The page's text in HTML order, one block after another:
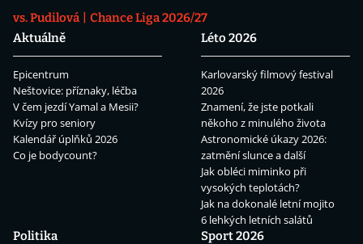
vs. Pudilová
Chance Liga 2026/27
Aktuálně
Epicentrum
Neštovice: příznaky, léčba
V čem jezdí Yamal a Mesii?
Kvízy pro seniory
Kalendář úplňků 2026
Co je bodycount?
Léto 2026
Karlovarský filmový festival
2026
Znamení, že jste potkali
někoho z minulého života
Astronomické úkazy 2026:
zatmění slunce a další
Jak obléci miminko při
vysokých teplotách?
Jak na dokonalé letní mojito
6 lehkých letních salátů
Politika
Sport 2026